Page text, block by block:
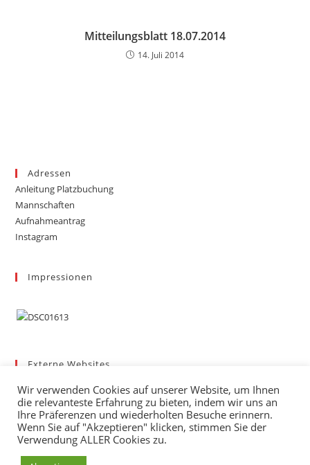
Mitteilungsblatt 18.07.2014
14. Juli 2014
Adressen
Anleitung Platzbuchung
Mannschaften
Aufnahmeantrag
Instagram
Impressionen
Externe Websites
Gemeinde March
Wetter
mybigpoint
Wir verwenden Cookies auf unserer Website, um Ihnen
die relevanteste Erfahrung zu bieten, indem wir uns an
Ihre Präferenzen und wiederholten Besuche erinnern.
Wenn Sie auf "Akzeptieren" klicken, stimmen Sie der
Verwendung ALLER Cookies zu.